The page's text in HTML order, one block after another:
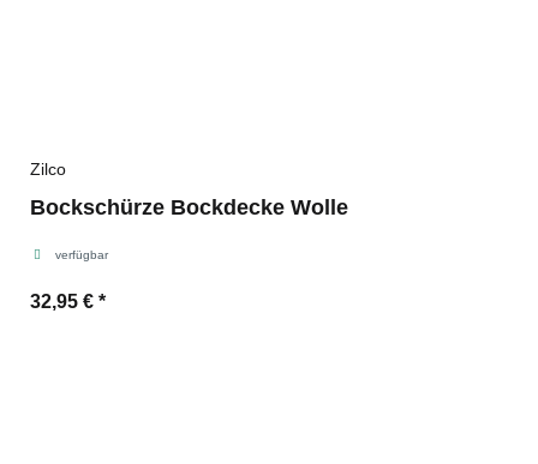
Zilco
Bockschürze Bockdecke Wolle
verfügbar
32,95 € *